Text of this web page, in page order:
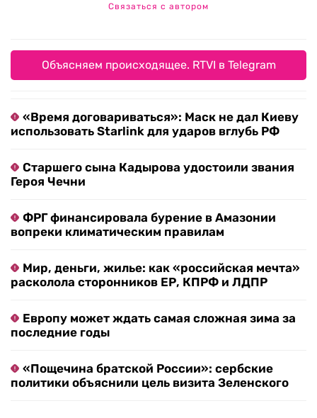
Связаться с автором
Объясняем происходящее. RTVI в Telegram
«Время договариваться»: Маск не дал Киеву
использовать Starlink для ударов вглубь РФ
Старшего сына Кадырова удостоили звания
Героя Чечни
ФРГ финансировала бурение в Амазонии
вопреки климатическим правилам
Мир, деньги, жилье: как «российская мечта»
расколола сторонников ЕР, КПРФ и ЛДПР
Европу может ждать самая сложная зима за
последние годы
«Пощечина братской России»: сербские
политики объяснили цель визита Зеленского